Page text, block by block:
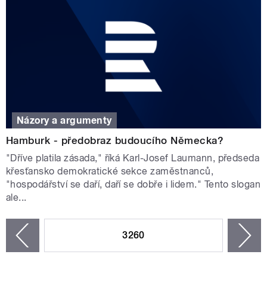
Názory a argumenty
Hamburk - předobraz budoucího Německa?
"Dříve platila zásada," říká Karl-Josef Laumann, předseda
křesťansko demokratické sekce zaměstnanců,
"hospodářství se daří, daří se dobře i lidem." Tento slogan
ale...
3260